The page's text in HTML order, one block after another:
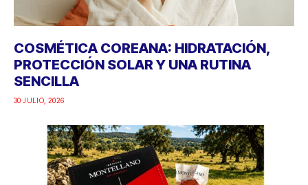
COSMÉTICA COREANA: HIDRATACIÓN,
PROTECCIÓN SOLAR Y UNA RUTINA
SENCILLA
30 JULIO, 2026